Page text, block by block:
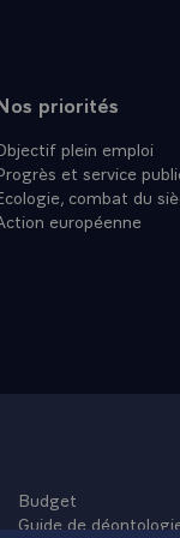
CES
QUE N'A
QUI
- DANS LE
NOTRE
CETTE
priorités
plein emploi
et service
combat du
européenne
Budget
Guide de